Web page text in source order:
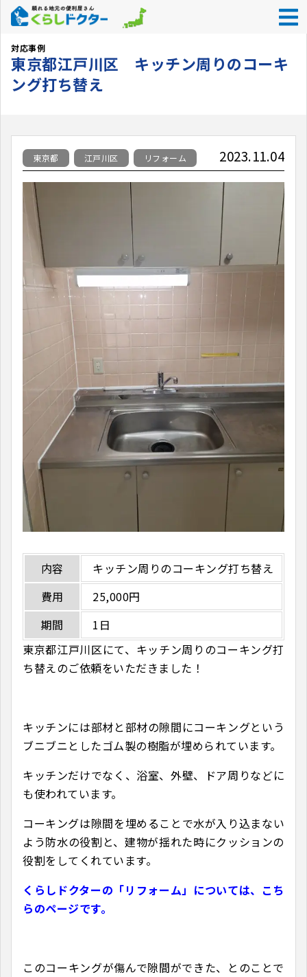
くらしドクター>対応事例 東京都 東京都江戸川区 キ
対応事例
東京都江戸川区 キッチン周りのコーキ
ング打ち替え
2023.11.04
東京都 江戸川区 リフォーム
内容
キッチン周りのコーキング打ち替え
費用
25,000円
期間
1日
東京都江戸川区にて、キッチン周りのコーキング打
ち替えのご依頼をいただきました！
キッチンには部材と部材の隙間にコーキングという
ブニブニとしたゴム製の樹脂が埋められています。
キッチンだけでなく、浴室、外壁、ドア周りなどに
も使われています。
コーキングは隙間を埋めることで水が入り込まない
よう防水の役割と、建物が揺れた時にクッションの
役割をしてくれています。
くらしドクターの「リフォーム」については、こち
らのページです。
このコーキングが傷んで隙間ができた、とのことで